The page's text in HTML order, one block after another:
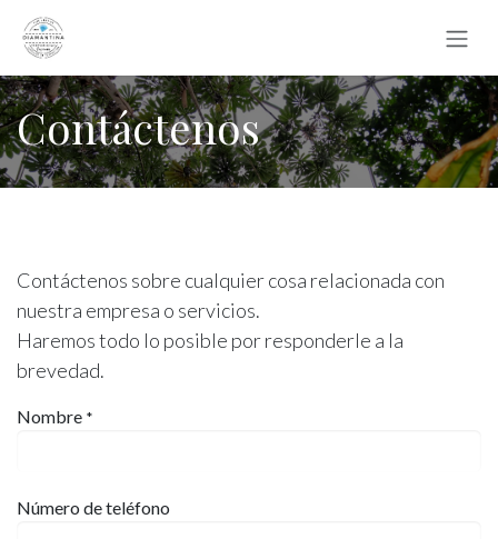
Ir al contenido
Contáctenos
Contáctenos sobre cualquier cosa relacionada con
nuestra empresa o servicios.
Haremos todo lo posible por responderle a la
brevedad.
Nombre *
Número de teléfono